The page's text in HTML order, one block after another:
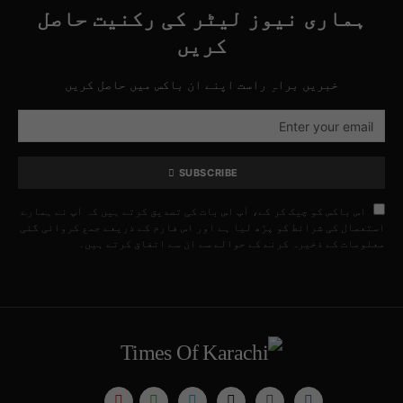
ہماری نیوز لیٹر کی رکنیت حاصل
کریں
خبریں براہِ راست اپنے ان باکس میں حاصل کریں
SUBSCRIBE
اس باکس کو چیک کر کے، آپ اس بات کی تصدیق کرتے ہیں کہ آپ نے ہمارے
استعمال کی شرائط کو پڑھ لیا ہے اور اس فارم کے ذریعے جمع کروائی گئی
معلومات کے ذخیرہ کرنے کے حوالے سے ان سے اتفاق کرتے ہیں۔